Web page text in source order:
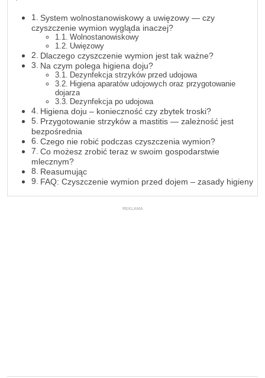
System wolnostanowiskowy a uwięzowy — czy
czyszczenie wymion wygląda inaczej?
Wolnostanowiskowy
Uwięzowy
Dlaczego czyszczenie wymion jest tak ważne?
Na czym polega higiena doju?
Dezynfekcja strzyków przed udojowa
Higiena aparatów udojowych oraz przygotowanie
dojarza
Dezynfekcja po udojowa
Higiena doju – konieczność czy zbytek troski?
Przygotowanie strzyków a mastitis — zależność jest
bezpośrednia
Czego nie robić podczas czyszczenia wymion?
Co możesz zrobić teraz w swoim gospodarstwie
mlecznym?
Reasumując
FAQ: Czyszczenie wymion przed dojem – zasady higieny
REKLAMA